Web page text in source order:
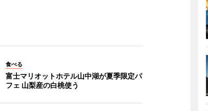
食べる
富士マリオットホテル山中湖が夏季限定パ
フェ 山梨産の白桃使う